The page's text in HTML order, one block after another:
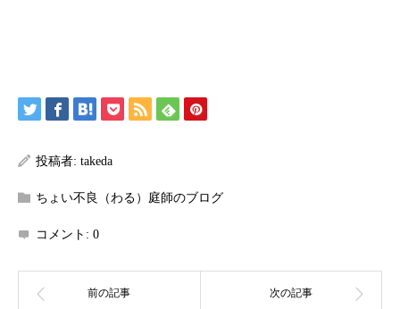
投稿者: takeda
ちょい不良（わる）庭師のブログ
コメント: 0